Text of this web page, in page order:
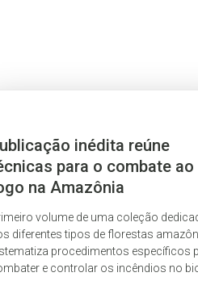
inédita reúne
para o combate ao
na Amazônia
volume de uma coleção
diferentes tipos de florestas
procedimentos específicos
e controlar os incêndios no